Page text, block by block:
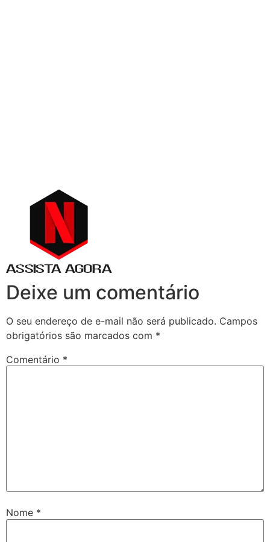
Deixe um comentário
O seu endereço de e-mail não será publicado. Campos
obrigatórios são marcados com *
Comentário *
Nome *